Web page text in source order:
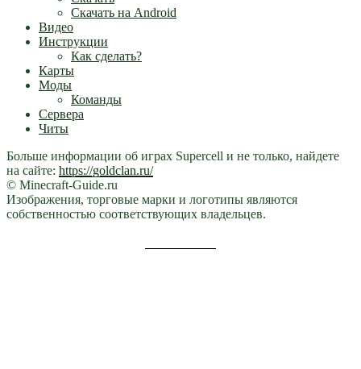
Скачать на Android
Видео
Инструкции
Как сделать?
Карты
Моды
Команды
Сервера
Читы
Больше информации об играх Supercell и не только, найдете
на сайте: https://goldclan.ru/
© Minecraft-Guide.ru
Изображения, торговые марки и логотипы являются
собственностью соответствующих владельцев.